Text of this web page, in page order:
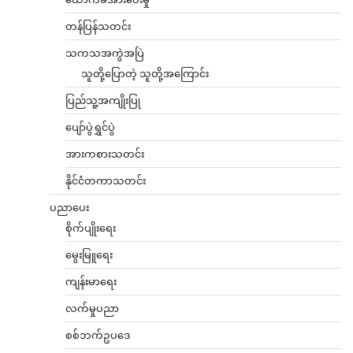
တန်ပြန်သတင်း
သကသအကွဲအပြဲ
သူတို့ပြောတဲ့ သူတို့အကြောင်း
ပြည်သူ့အကျိုးပြု
ပျော်ပွဲရွှင်ပွဲ
အားကစားသတင်း
နိုင်ငံတကာသတင်း
ပညာပေး
စိုက်ပျိုးရေး
မွေးမြူရေး
ကျန်းမာရေး
လက်မှုပညာ
စစ်ဘက်ဥပဒေ